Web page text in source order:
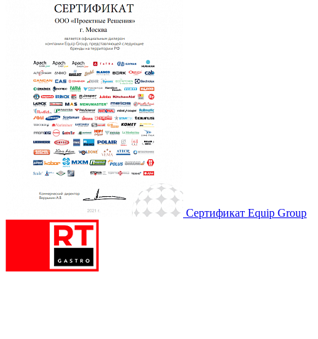
Сертификат Equip Group